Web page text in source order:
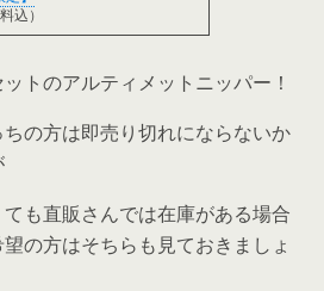
込）
トのアルティメットニッパー！
の方は即売り切れにならないか
も直販さんでは在庫がある場合
の方はそちらも見ておきましょ